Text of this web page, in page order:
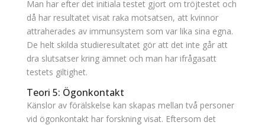
Man har efter det initiala testet gjort om tröjtestet och
då har resultatet visat raka motsatsen, att kvinnor
attraherades av immunsystem som var lika sina egna.
De helt skilda studieresultatet gör att det inte går att
dra slutsatser kring ämnet och man har ifrågasatt
testets giltighet.
Teori 5: Ögonkontakt
Känslor av förälskelse kan skapas mellan två personer
vid ögonkontakt har forskning visat. Eftersom det